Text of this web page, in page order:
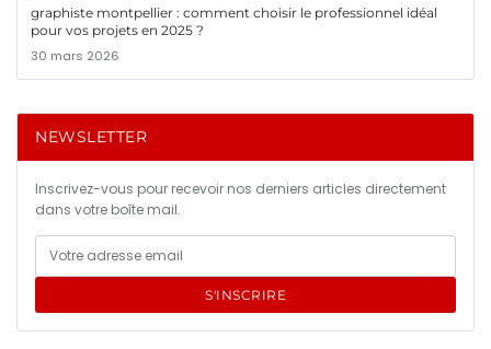
graphiste montpellier : comment choisir le professionnel idéal
pour vos projets en 2025 ?
30 mars 2026
NEWSLETTER
Inscrivez-vous pour recevoir nos derniers articles directement
dans votre boîte mail.
S'INSCRIRE